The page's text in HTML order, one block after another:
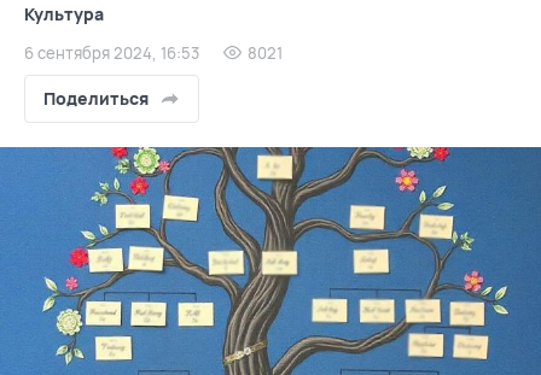
Культура
6 сентября 2024, 16:53 8021
Поделиться